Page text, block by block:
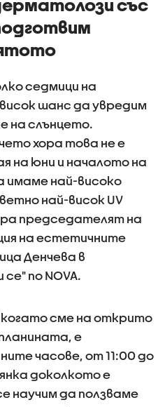
със
седмици на
шанс да увредим
на слънцето.
хора това не е
на юни и началото на
имаме най-високо
най-висок UV
председателят на
на естетичните
Денчева в
по NOVA.
сме на открито
е
часове, от 11:00 до
доколкото е
научим да ползваме